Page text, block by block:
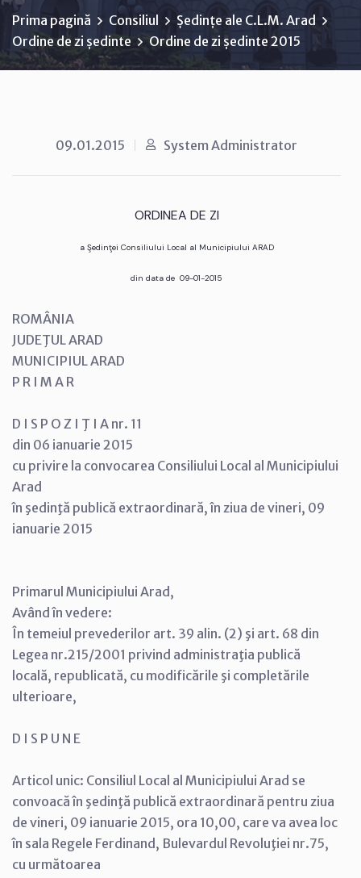
Prima pagină Consiliul
Ședințe ale C.L.M. Arad
Ordine de zi ședinte
Ordine de zi ședinte 2015
09.01.2015 System Administrator
ORDINEA DE ZI
a Şedinţei Consiliului Local al Municipiului ARAD
din data de 09-01-2015
ROMÂNIA
JUDEŢUL ARAD
MUNICIPIUL ARAD
P R I M A R
D I S P O Z I Ţ I A nr. 11
din 06 ianuarie 2015
cu privire la convocarea Consiliului Local al Municipiului
Arad
în şedinţă publică extraordinară, în ziua de vineri, 09
ianuarie 2015
Primarul Municipiului Arad,
Având în vedere:
În temeiul prevederilor art. 39 alin. (2) şi art. 68 din
Legea nr.215/2001 privind administraţia publică
locală, republicată, cu modificările şi completările
ulterioare,
D I S P U N E
Articol unic: Consiliul Local al Municipiului Arad se
convoacă în şedinţă publică extraordinară pentru ziua
de vineri, 09 ianuarie 2015, ora 10,00, care va avea loc
în sala Regele Ferdinand, Bulevardul Revoluţiei nr.75,
cu următoarea